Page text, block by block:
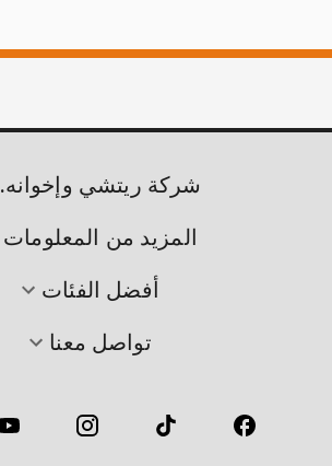
شركة ريتشي وإخوانه.
المزيد من المعلومات
أفضل الفئات
تواصل معنا